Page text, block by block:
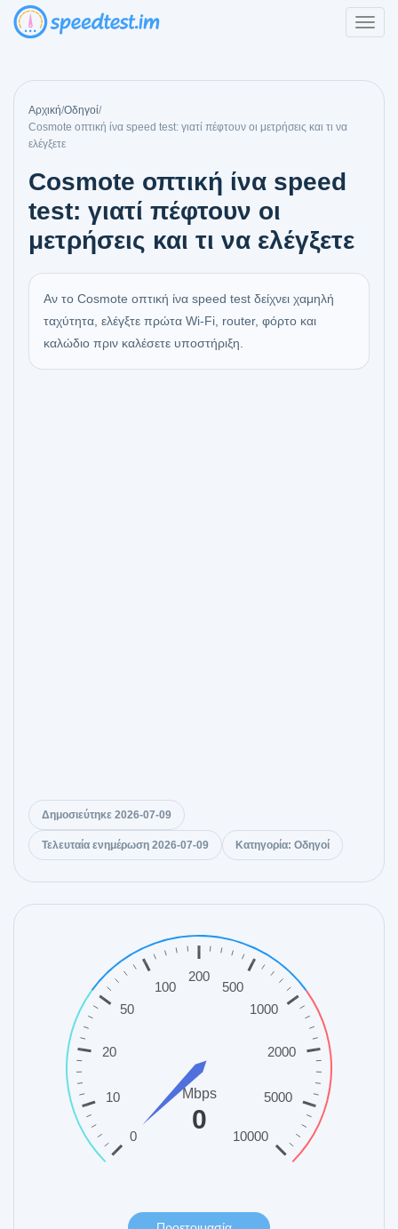
Αρχική/Οδηγοί/
Cosmote οπτική ίνα speed test: γιατί πέφτουν οι μετρήσεις και τι να
ελέγξετε
Cosmote οπτική ίνα speed
test: γιατί πέφτουν οι
μετρήσεις και τι να ελέγξετε
Αν το Cosmote οπτική ίνα speed test δείχνει χαμηλή
ταχύτητα, ελέγξτε πρώτα Wi‑Fi, router, φόρτο και
καλώδιο πριν καλέσετε υποστήριξη.
Δημοσιεύτηκε 2026-07-09
Τελευταία ενημέρωση 2026-07-09 Κατηγορία: Οδηγοί